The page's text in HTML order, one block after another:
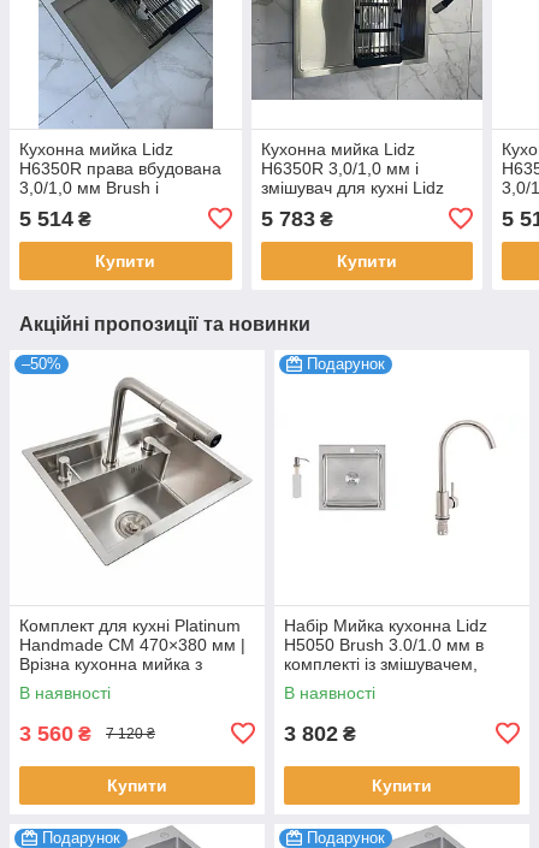
Кухонна мийка Lidz
H6350R права вбудована
3,0/1,0 мм Brush і
Aria 015F
5 514 ₴
Купити
Кухонна мийка Lidz
H6350R 3,0/1,0 мм і
змішувач для кухні Lidz
виливом
5 783₴
Купити
3,0/
Aria
5
Акційні пропозиції та новинки
–50%
Комплект для кухні Platinum
Handmade CM 470×380 мм |
Врізна кухонна мийка з
нержавіючої сталі + кухонний
змішувач, прихована
В наявності
3 560 ₴ 7 120 ₴
Купити
Подарунок
Набір Мийка кухонна Lidz
H5050 Brush 3.0/1.0 мм в
комплекті із змішувачем,
сифоном та дозатором
Сатин для мила
В наявності
3 802 ₴
Купити
Подарунок Подарунок